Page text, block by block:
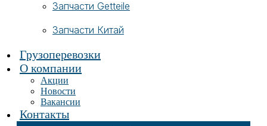
Запчасти Getteile
Запчасти Китай
Грузоперевозки
О компании
Акции
Новости
Вакансии
Контакты